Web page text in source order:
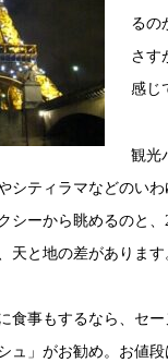
るの
さす
感じ
観光
シティラマなどのい
シーから眺めるのと
天と地の差があります
食事もするなら、セ
ュ」がお勧め。お値